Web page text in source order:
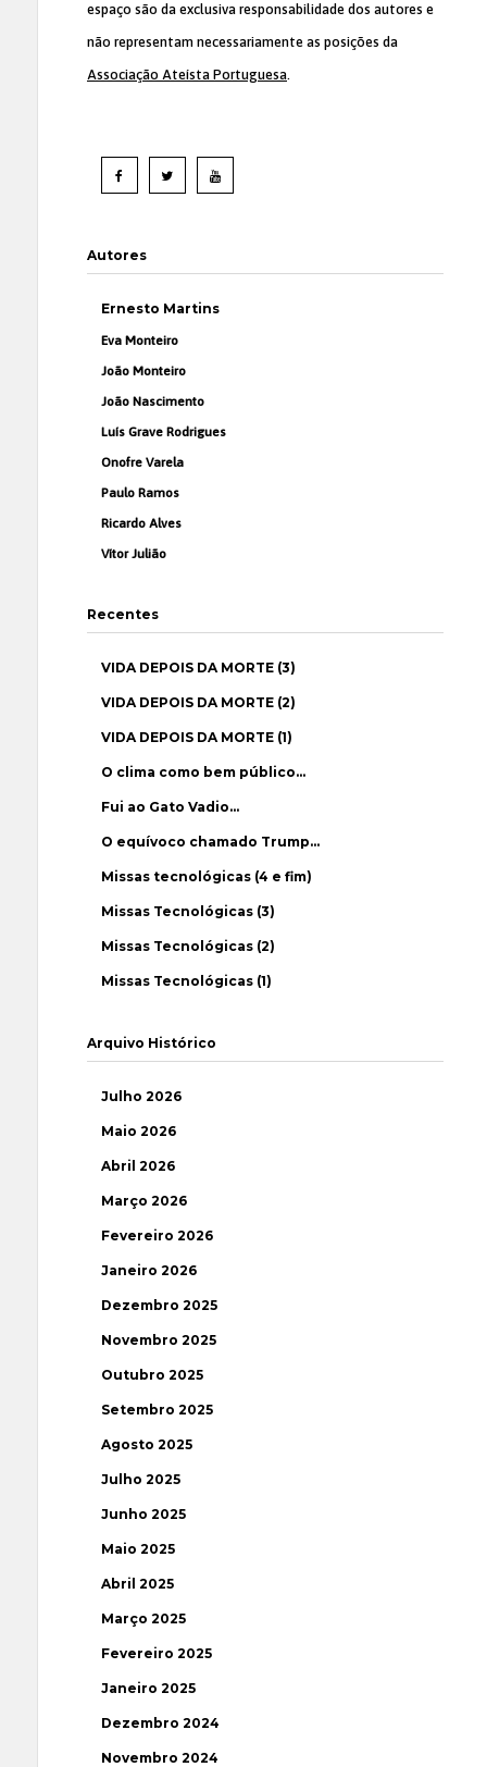
espaço são da exclusiva responsabilidade dos autores e
não representam necessariamente as posições da
Associação Ateísta Portuguesa.
Autores
Ernesto Martins
Eva Monteiro
João Monteiro
João Nascimento
Luís Grave Rodrigues
Onofre Varela
Paulo Ramos
Ricardo Alves
Vítor Julião
Recentes
VIDA DEPOIS DA MORTE (3)
VIDA DEPOIS DA MORTE (2)
VIDA DEPOIS DA MORTE (1)
O clima como bem público…
Fui ao Gato Vadio…
O equívoco chamado Trump…
Missas tecnológicas (4 e fim)
Missas Tecnológicas (3)
Missas Tecnológicas (2)
Missas Tecnológicas (1)
Arquivo Histórico
Julho 2026
Maio 2026
Abril 2026
Março 2026
Fevereiro 2026
Janeiro 2026
Dezembro 2025
Novembro 2025
Outubro 2025
Setembro 2025
Agosto 2025
Julho 2025
Junho 2025
Maio 2025
Abril 2025
Março 2025
Fevereiro 2025
Janeiro 2025
Dezembro 2024
Novembro 2024